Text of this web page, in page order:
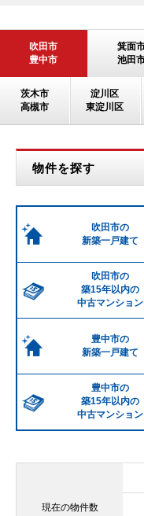
吹田市
豊中市
箕面
池田
茨木市
高槻市
淀川区
東淀川区
物件を探す
吹田市の
新築一戸建て
吹田市の
築15年以内の
中古マンション
豊中市の
新築一戸建て
豊中市の
築15年以内の
中古マンション
現在の物件数